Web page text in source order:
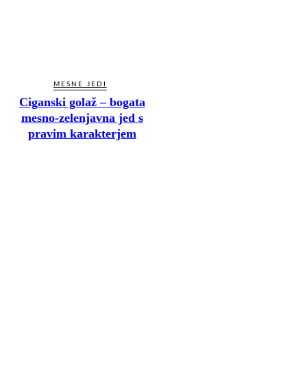
MESNE JEDI
Ciganski golaž – bogata
mesno-zelenjavna jed s
pravim karakterjem